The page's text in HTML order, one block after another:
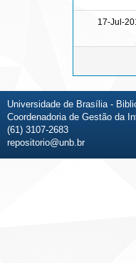
17-Jul-
Universidade de Brasília -
Coordenadoria de Gestão da
(61) 3107-2683
repositorio@unb.br